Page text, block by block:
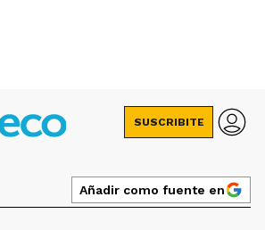
SUSCRIBITE
Añadir como fuente en